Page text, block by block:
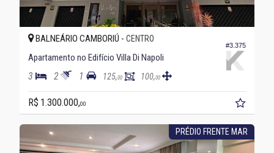
#3.375
BALNEÁRIO CAMBORIÚ - CENTRO
Apartamento no Edifício Villa Di Napoli
3 2 1 125,00 100,00
R$ 1.300.000,00
PRÉDIO FRENTE MAR